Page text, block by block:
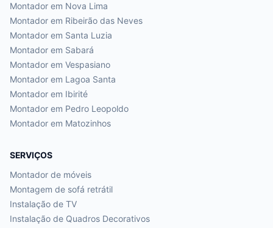
Montador em Nova Lima
Montador em Ribeirão das Neves
Montador em Santa Luzia
Montador em Sabará
Montador em Vespasiano
Montador em Lagoa Santa
Montador em Ibirité
Montador em Pedro Leopoldo
Montador em Matozinhos
SERVIÇOS
Montador de móveis
Montagem de sofá retrátil
Instalação de TV
Instalação de Quadros Decorativos